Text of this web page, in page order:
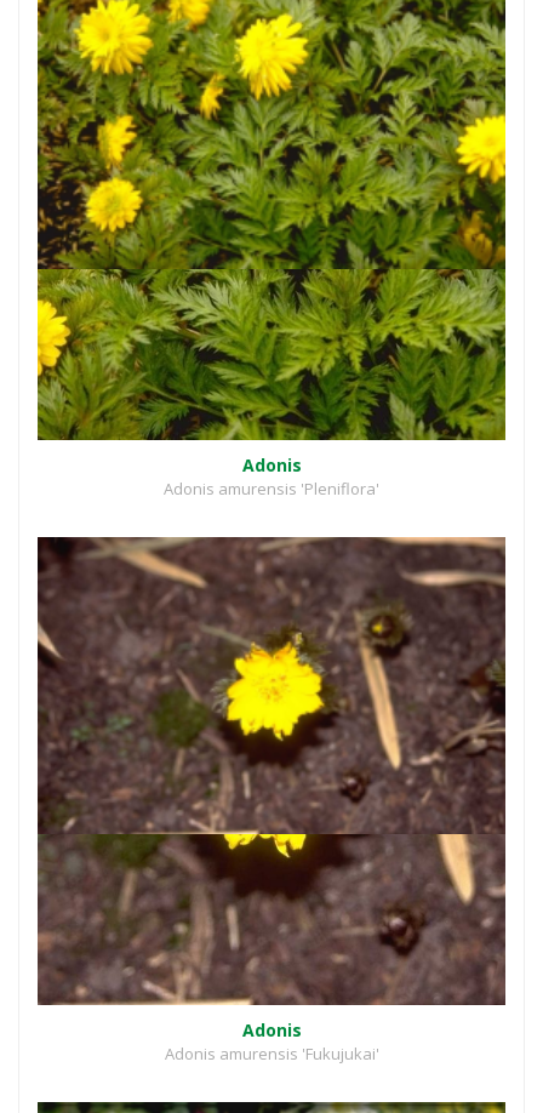
Adonis
Adonis amurensis 'Pleniflora'
Adonis
Adonis amurensis 'Fukujukai'